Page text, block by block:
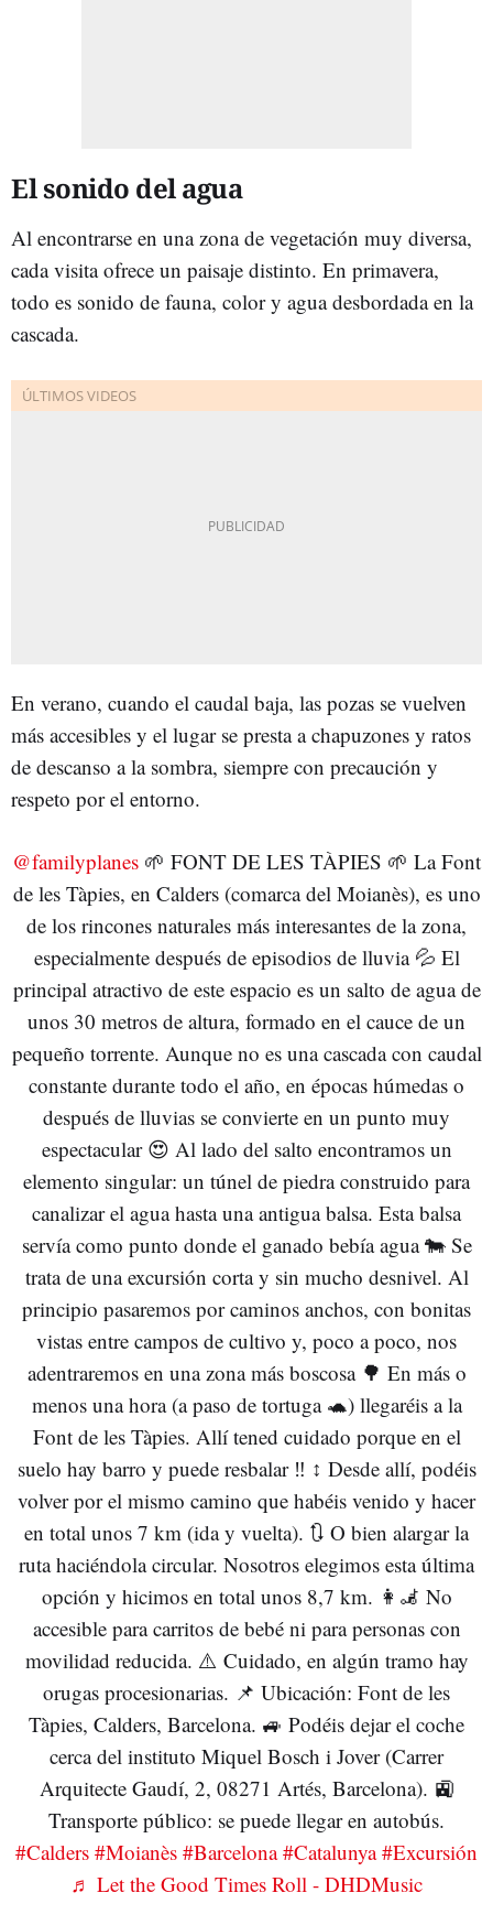
El sonido del agua
Al encontrarse en una zona de vegetación muy diversa,
cada visita ofrece un paisaje distinto. En primavera,
todo es sonido de fauna, color y agua desbordada en la
cascada.
En verano, cuando el caudal baja, las pozas se vuelven
más accesibles y el lugar se presta a chapuzones y ratos
de descanso a la sombra, siempre con precaución y
respeto por el entorno.
@familyplanes 🌱 FONT DE LES TÀPIES 🌱 La Font
de les Tàpies, en Calders (comarca del Moianès), es uno
de los rincones naturales más interesantes de la zona,
especialmente después de episodios de lluvia 💦 El
principal atractivo de este espacio es un salto de agua de
unos 30 metros de altura, formado en el cauce de un
pequeño torrente. Aunque no es una cascada con caudal
constante durante todo el año, en épocas húmedas o
después de lluvias se convierte en un punto muy
espectacular 😍 Al lado del salto encontramos un
elemento singular: un túnel de piedra construido para
canalizar el agua hasta una antigua balsa. Esta balsa
servía como punto donde el ganado bebía agua 🐄 Se
trata de una excursión corta y sin mucho desnivel. Al
principio pasaremos por caminos anchos, con bonitas
vistas entre campos de cultivo y, poco a poco, nos
adentraremos en una zona más boscosa 🌳 En más o
menos una hora (a paso de tortuga 🐢) llegaréis a la
Font de les Tàpies. Allí tened cuidado porque en el
suelo hay barro y puede resbalar ‼️ ↕️ Desde allí, podéis
volver por el mismo camino que habéis venido y hacer
en total unos 7 km (ida y vuelta). 🔃 O bien alargar la
ruta haciéndola circular. Nosotros elegimos esta última
opción y hicimos en total unos 8,7 km. 👩🦼 No
accesible para carritos de bebé ni para personas con
movilidad reducida. ⚠️ Cuidado, en algún tramo hay
orugas procesionarias. 📌 Ubicación: Font de les
Tàpies, Calders, Barcelona. 🚙 Podéis dejar el coche
cerca del instituto Miquel Bosch i Jover (Carrer
Arquitecte Gaudí, 2, 08271 Artés, Barcelona). 🚉
Transporte público: se puede llegar en autobús.
#Calders #Moianès #Barcelona #Catalunya #Excursión
♬ Let the Good Times Roll - DHDMusic